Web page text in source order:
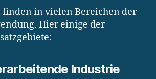
finden in vielen Bereichen der
Hier einige der
Industrie